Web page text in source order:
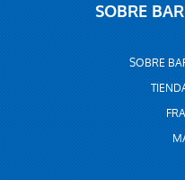
SOBRE
SOBRE